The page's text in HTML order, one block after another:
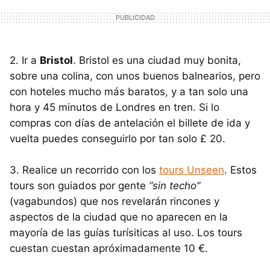
2. Ir a Bristol. Bristol es una ciudad muy bonita,
sobre una colina, con unos buenos balnearios, pero
con hoteles mucho más baratos, y a tan solo una
hora y 45 minutos de Londres en tren. Si lo
compras con días de antelación el billete de ida y
vuelta puedes conseguirlo por tan solo £ 20.
3. Realice un recorrido con los tours Unseen. Estos
tours son guiados por gente “sin techo”
(vagabundos) que nos revelarán rincones y
aspectos de la ciudad que no aparecen en la
mayoría de las guías turísiticas al uso. Los tours
cuestan cuestan apróximadamente 10 €.